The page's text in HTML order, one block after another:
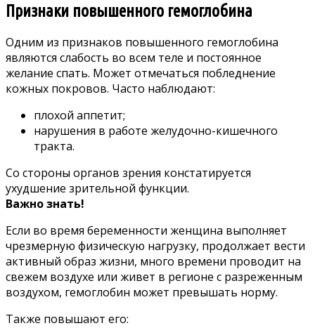
Признаки повышенного гемоглобина
Одним из признаков повышенного гемоглобина
являются слабость во всем теле и постоянное
желание спать. Может отмечаться побледнение
кожных покровов. Часто наблюдают:
плохой аппетит;
нарушения в работе желудочно-кишечного
тракта.
Со стороны органов зрения констатируется
ухудшение зрительной функции.
Важно знать!
Если во время беременности женщина выполняет
чрезмерную физическую нагрузку, продолжает вести
активный образ жизни, много времени проводит на
свежем воздухе или живет в регионе с разреженным
воздухом, гемоглобин может превышать норму.
Также повышают его: